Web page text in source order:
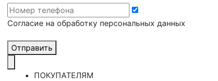
Cогласие на обработку персональных данных
Отправить
ПОКУПАТЕЛЯМ